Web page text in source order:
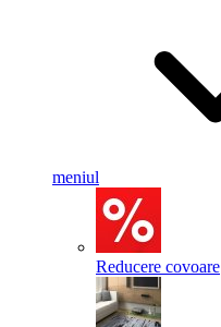
meniul
Reducere covoare